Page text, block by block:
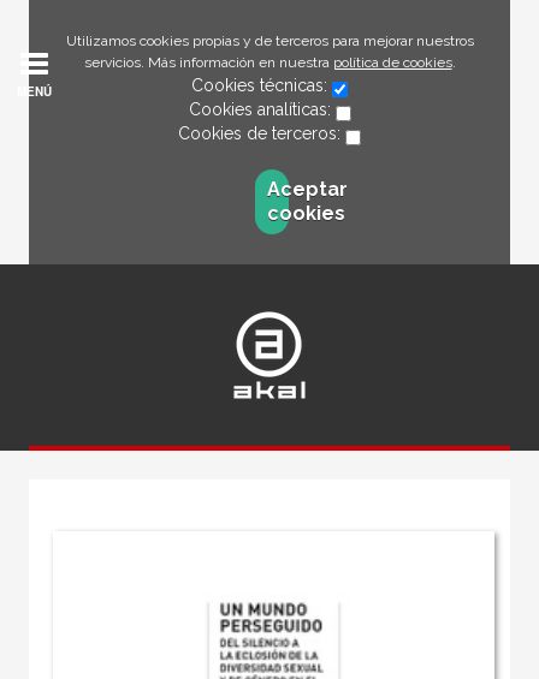
Utilizamos cookies propias y de terceros para mejorar nuestros
servicios. Más información en nuestra política de cookies.
Cookies técnicas:
Cookies analíticas:
Cookies de terceros:
Aceptar
cookies
MENÚ